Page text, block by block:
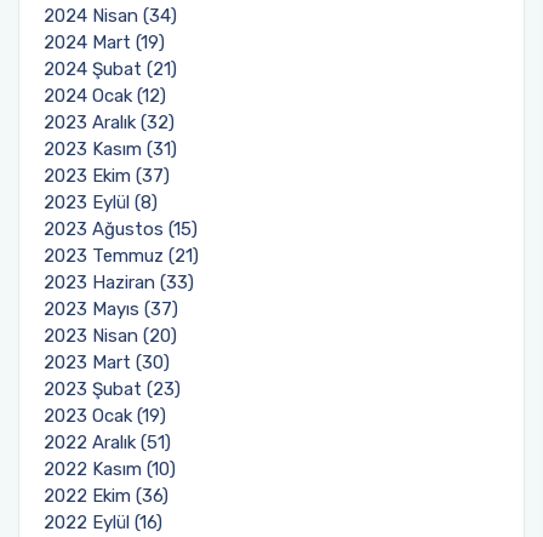
2024 Nisan (34)
2024 Mart (19)
2024 Şubat (21)
2024 Ocak (12)
2023 Aralık (32)
2023 Kasım (31)
2023 Ekim (37)
2023 Eylül (8)
2023 Ağustos (15)
2023 Temmuz (21)
2023 Haziran (33)
2023 Mayıs (37)
2023 Nisan (20)
2023 Mart (30)
2023 Şubat (23)
2023 Ocak (19)
2022 Aralık (51)
2022 Kasım (10)
2022 Ekim (36)
2022 Eylül (16)